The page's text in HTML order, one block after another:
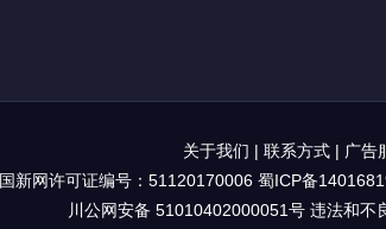
关于我们 | 联系方式 | 广告
国新网许可证编号：51120170006 蜀ICP备
川公网安备 51010402000051号 违法和